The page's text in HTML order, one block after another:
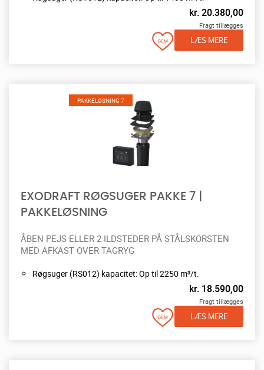
kr.20.380,00
Fragt tillægges
LÆS MERE
PAKKELØSNING 7
EXODRAFT RØGSUGER PAKKE 7 |
PAKKELØSNING
ÅBEN PEJS ELLER 2 ILDSTEDER PÅ STÅLSKORSTEN
MED AFKAST OVER TAGRYG
Røgsuger (RS012) kapacitet: Op til 2250 m³/t.
kr. 18.590,00
Fragt tillægges
LÆS MERE